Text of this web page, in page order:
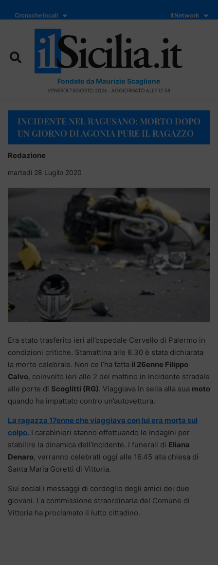
Cronache locali Il Network
Fondato da Maurizio Scaglione
VENERDÌ 7 AGOSTO 2026 - AGGIORNATO ALLE 12:58
INCIDENTE NEL RAGUSANO: MORTO DOPO
UN GIORNO DI AGONIA PURE IL RAGAZZO
Redazione
martedì 28 Luglio 2020
Era stato trasferito ieri all’ospedale Cervello di Palermo in
condizioni critiche. Stamattina alle 8.30 è stata dichiarata
la morte celebrale. Non ce l’ha fatta il 26enne Filippo
Calvo, coinvolto ieri alle 2 del mattino in incidente stradale
alle porte di Scoglitti (RG). Viaggiava in sella alla sua moto
quando ha impattato contro un’autovettura.
La ragazza 17enne che viaggiava con lui era morta sul
colpo. I carabinieri stanno effettuando le indagini per
stabilire la dinamica dell’incidente. I funerali di Eliana
Denaro, verranno celebrati oggi alle 16.45 alla chiesa di
Santa Maria Goretti di Vittoria.
Sui social i messaggi di cordoglio degli amici dei due
giovani. La commissione straordinaria del Comune di
Vittoria ha proclamato il lutto cittadino.